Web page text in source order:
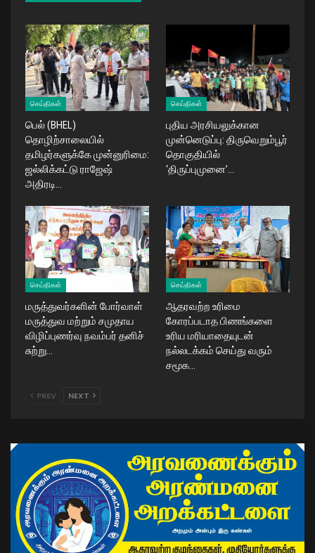
செய்திகள்
பெல் (BHEL)
தொழிற்சாலையில்
தமிழர்களுக்கே முன்னுரிமை:
ஜல்லிக்கட்டு ராஜேஷ்
அதிரடி…
செய்திகள்
புதிய அரசியலுக்கான
முன்னெடுப்பு: திருவெறும்பூர்
தொகுதியில்
‘திருப்புமுனை’…
செய்திகள்
மருத்துவர்களின் போர்வாள்
மருத்துவ மற்றும் சமுதாய
விழிப்புணர்வு நவம்பர் தனிச்
சுற்று…
செய்திகள்
ஆதரவற்ற உரிமை
கோரப்படாத பிணங்களை
உரிய மரியாதையுடன்
நல்லடக்கம் செய்து வரும்
சமூக…
PREV NEXT